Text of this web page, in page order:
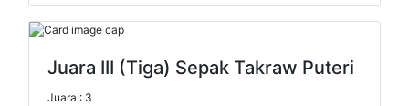
Juara III (Tiga) Sepak Takraw Puteri
Juara : 3